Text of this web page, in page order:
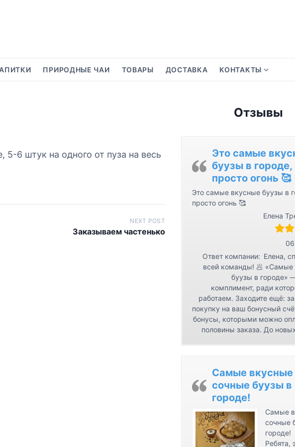
ПРИРОДНЫЕ ЧАИ ТОВАРЫ ДОСТАВКА КОНТАКТЫ
w
u
m
e
n
u
o
о
н
т
а
к
т
ы
6 штук на одного от пуза на весь
NEXT POST
Заказываем частенько
Отзывы
Это самые
буузы в городе,
просто огонь 🥰
Это самые вкусные буузы в
просто огонь 🥰
Елена
Ответ компании: Елена,
всей команды! 🥟 «Самые
буузы в городе»
комплимент, ради
работаем. Заходите ещё:
покупку на ваш бонусный
бонусы, которыми можно
половины заказа. До
Самые вкусные
сочные буузы в
городе!
Самые
сочные
городе!
Ребята,